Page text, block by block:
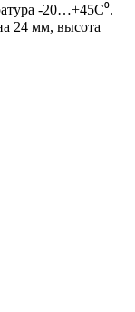
-20…+45C⁰.
24 мм, высота